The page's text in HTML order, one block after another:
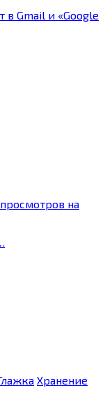
в Gmail и «Google
на
Хранение